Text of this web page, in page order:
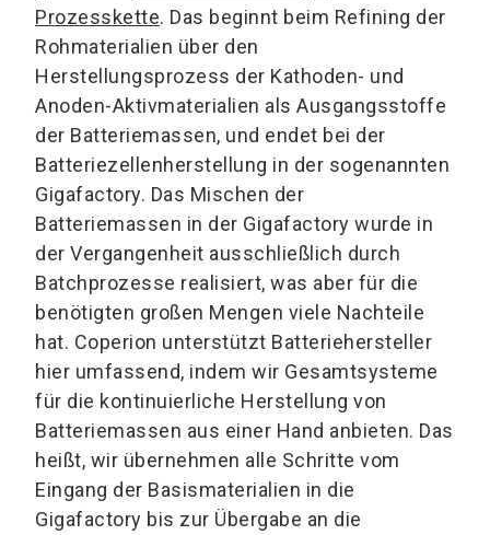
Prozesskette. Das beginnt beim Refining der
Rohmaterialien über den
Herstellungsprozess der Kathoden- und
Anoden-Aktivmaterialien als Ausgangsstoffe
der Batteriemassen, und endet bei der
Batteriezellenherstellung in der sogenannten
Gigafactory. Das Mischen der
Batteriemassen in der Gigafactory wurde in
der Vergangenheit ausschließlich durch
Batchprozesse realisiert, was aber für die
benötigten großen Mengen viele Nachteile
hat. Coperion unterstützt Batteriehersteller
hier umfassend, indem wir Gesamtsysteme
für die kontinuierliche Herstellung von
Batteriemassen aus einer Hand anbieten. Das
heißt, wir übernehmen alle Schritte vom
Eingang der Basismaterialien in die
Gigafactory bis zur Übergabe an die